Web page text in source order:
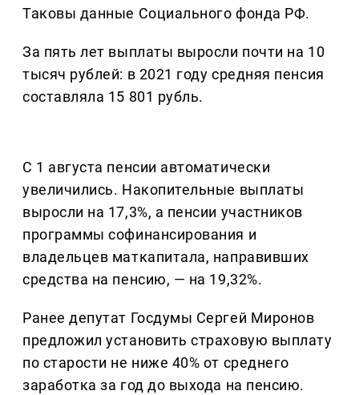
Таковы данные Социального фонда РФ.
За пять лет выплаты выросли почти на 10
тысяч рублей: в 2021 году средняя пенсия
составляла 15 801 рубль.
С 1 августа пенсии автоматически
увеличились. Накопительные выплаты
выросли на 17,3%, а пенсии участников
программы софинансирования и
владельцев маткапитала, направивших
средства на пенсию, — на 19,32%.
Ранее депутат Госдумы Сергей Миронов
предложил установить страховую выплату
по старости не ниже 40% от среднего
заработка за год до выхода на пенсию.